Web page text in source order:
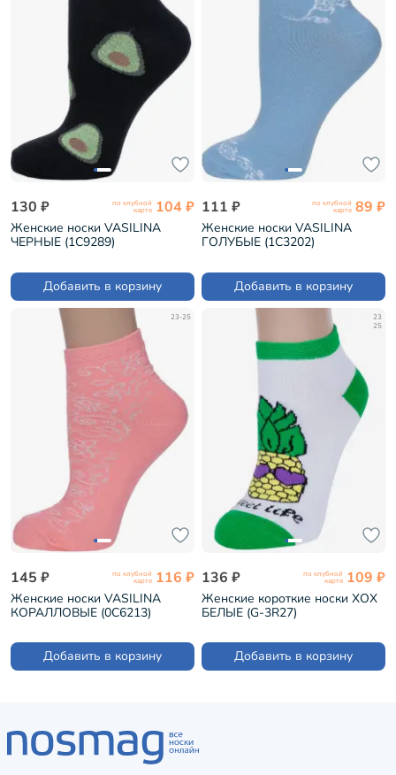
130 ₽ по клубной
карте 104 ₽
Женские носки VASILINA
ЧЕРНЫЕ (1С9289)
Добавить в корзину
111 ₽ по клубной
карте 89 ₽
Женские носки VASILINA
ГОЛУБЫЕ (1С3202)
Добавить в корзину
23-25
145 ₽ по клубной
карте 116 ₽
Женские носки VASILINA
КОРАЛЛОВЫЕ (0С6213)
Добавить в корзину
23
25
136 ₽ по клубной
карте 109 ₽
Женские короткие носки ХОХ
БЕЛЫЕ (G-3R27)
Добавить в корзину